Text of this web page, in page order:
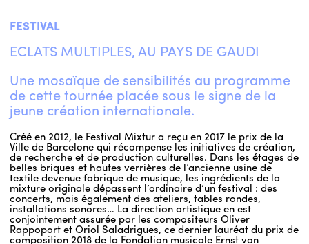
FESTIVAL
ECLATS MULTIPLES, AU PAYS DE GAUDI
Une mosaïque de sensibilités au programme
de cette tournée placée sous le signe de la
jeune création internationale.
Créé en 2012, le Festival Mixtur a reçu en 2017 le prix de la
Ville de Barcelone qui récompense les initiatives de création,
de recherche et de production culturelles. Dans les étages de
belles briques et hautes verrières de l’ancienne usine de
textile devenue fabrique de musique, les ingrédients de la
mixture originale dépassent l’ordinaire d’un festival : des
concerts, mais également des ateliers, tables rondes,
installations sonores… La direction artistique en est
conjointement assurée par les compositeurs Oliver
Rappoport et Oriol Saladrigues, ce dernier lauréat du prix de
composition 2018 de la Fondation musicale Ernst von